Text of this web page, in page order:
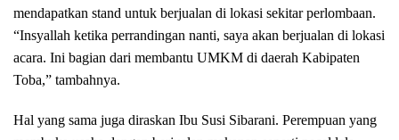
mendapatkan stand untuk berjualan di lokasi sekitar perlombaan.
“Insyallah ketika perrandingan nanti, saya akan berjualan di lokasi
acara. Ini bagian dari membantu UMKM di daerah Kabipaten
Toba,” tambahnya.
Hal yang sama juga diraskan Ibu Susi Sibarani. Perempuan yang